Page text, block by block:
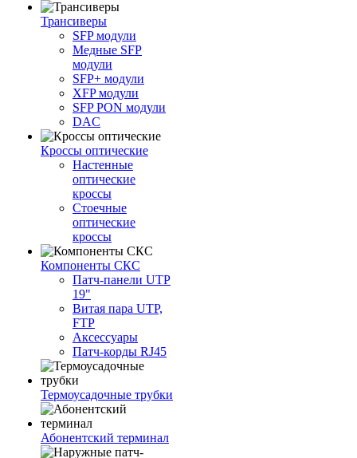
Трансиверы
SFP модули
Медные SFP
модули
SFP+ модули
XFP модули
SFP PON модули
DAC
Кроссы оптические
Настенные
оптические
кроссы
Стоечные
оптические
кроссы
Компоненты СКС
Патч-панели UTP
19"
Витая пара UTP,
FTP
Аксессуары
Патч-корды RJ45
Термоусадочные трубки
Абонентский терминал